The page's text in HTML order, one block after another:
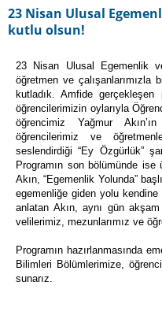
23 Nisan Ulusal
kutlu olsun!
23 Nisan Ulusal Egemenlik
öğretmen ve
kutladık. Amfide gerçekleşen
öğrencilerimizin oylarıyla
öğrencimiz Yağmur
öğrencilerimiz ve
seslendirdiği “Ey Özgürlük”
Programın son bölümünde
Akın, “Egemenlik Yolunda”
egemenliğe giden yolu
anlatan Akın, aynı gün
velilerimiz, mezunlarımız ve
Programın hazırlanmasında
Bilimleri Bölümlerimize,
sunarız.